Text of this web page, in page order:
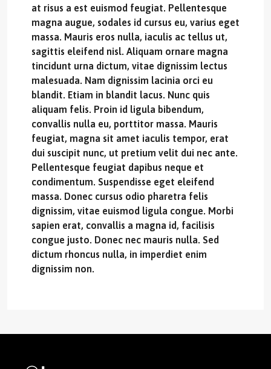
at risus a est euismod feugiat. Pellentesque
magna augue, sodales id cursus eu, varius eget
massa. Mauris eros nulla, iaculis ac tellus ut,
sagittis eleifend nisl. Aliquam ornare magna
tincidunt urna dictum, vitae dignissim lectus
malesuada. Nam dignissim lacinia orci eu
blandit. Etiam in blandit lacus. Nunc quis
aliquam felis. Proin id ligula bibendum,
convallis nulla eu, porttitor massa. Mauris
feugiat, magna sit amet iaculis tempor, erat
dui suscipit nunc, ut pretium velit dui nec ante.
Pellentesque feugiat dapibus neque et
condimentum. Suspendisse eget eleifend
massa. Donec cursus odio pharetra felis
dignissim, vitae euismod ligula congue. Morbi
sapien erat, convallis a magna id, facilisis
congue justo. Donec nec mauris nulla. Sed
dictum rhoncus nulla, in imperdiet enim
dignissim non.